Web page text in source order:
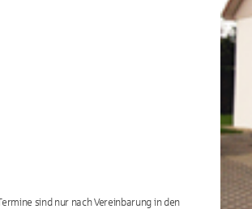
sind nur nach Vereinbarung in den